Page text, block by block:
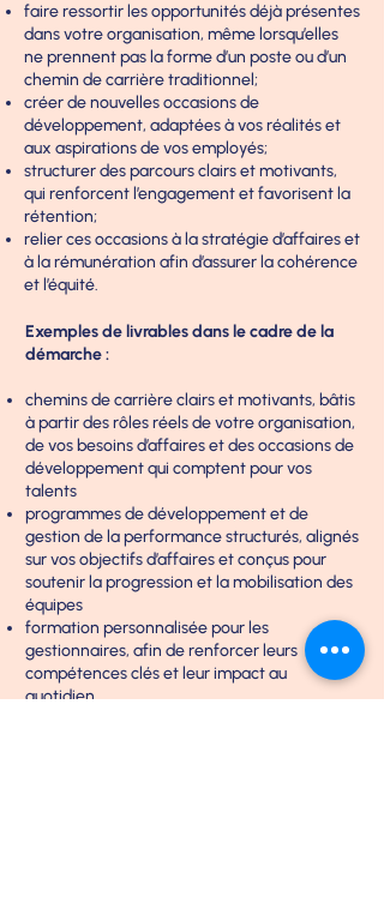
faire ressortir les opportunités déjà présentes
dans votre organisation, même lorsqu’elles
ne prennent pas la forme d’un poste ou d’un
chemin de carrière traditionnel;
créer de nouvelles occasions de
développement, adaptées à vos réalités et
aux aspirations de vos employés;
structurer des parcours clairs et motivants,
qui renforcent l’engagement et favorisent la
rétention;
relier ces occasions à la stratégie d’affaires et
à la rémunération afin d’assurer la cohérence
et l’équité.
Exemples de livrables dans le cadre de la
démarche :
chemins de carrière clairs et motivants, bâtis
à partir des rôles réels de votre organisation,
de vos besoins d’affaires et des occasions de
développement qui comptent pour vos
talents
programmes de développement et de
gestion de la performance structurés, alignés
sur vos objectifs d’affaires et conçus pour
soutenir la progression et la mobilisation des
équipes
formation personnalisée pour les
gestionnaires, afin de renforcer leurs
compétences clés et leur impact au
quotidien